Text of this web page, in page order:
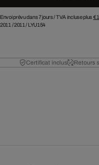
Envoi prévu dans 7 jours /TVA incluse plus €
2011 /2011 / LYU154
Certificat inclus Retours